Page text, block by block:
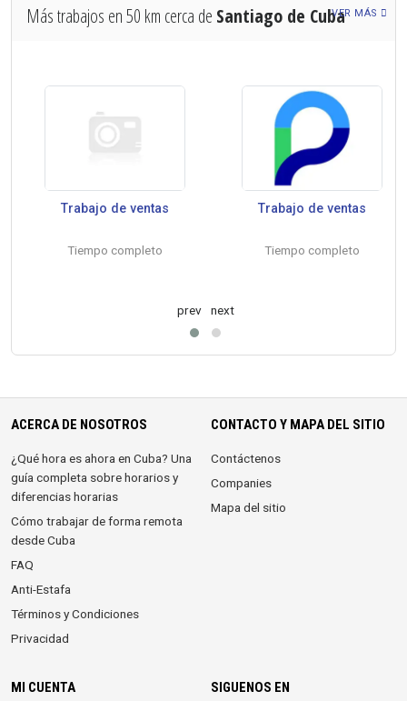
Más trabajos en 50 km cerca de Santiago de CubaVER MÁS
Trabajo de ventas
Tiempo completo
Trabajo de ventas
Tiempo completo
prev next
ACERCA DE NOSOTROS
¿Qué hora es ahora en Cuba? Una
guía completa sobre horarios y
diferencias horarias
Cómo trabajar de forma remota
desde Cuba
FAQ
Anti-Estafa
Términos y Condiciones
Privacidad
CONTACTO Y MAPA DEL SITIO
Contáctenos
Companies
Mapa del sitio
MI CUENTA SIGUENOS EN